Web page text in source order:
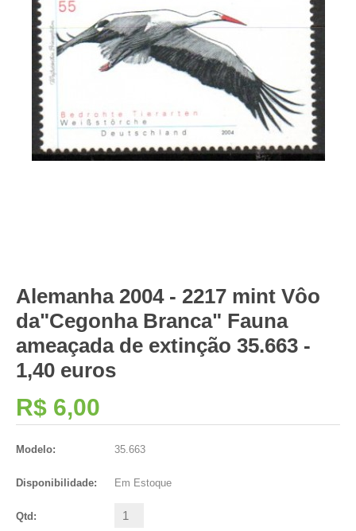
Alemanha 2004 - 2217 mint Vôo
da"Cegonha Branca" Fauna
ameaçada de extinção 35.663 -
1,40 euros
R$ 6,00
Modelo: 35.663
Disponibilidade: Em Estoque
Qtd: